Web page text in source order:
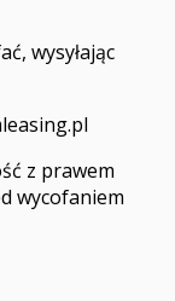
wysyłając
z prawem
wycofaniem